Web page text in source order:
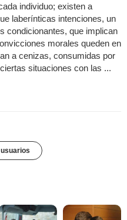
individuo; existen a
laberínticas intenciones, un
condicionantes, que implican
morales queden en
a cenizas, consumidas por
situaciones con las ...